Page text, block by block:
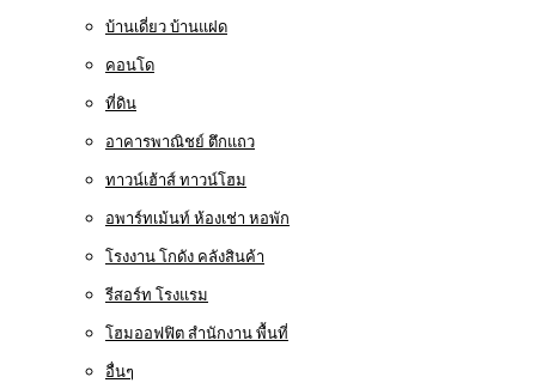
บ้านเดี่ยว บ้านแฝด
คอนโด
ที่ดิน
อาคารพาณิชย์ ตึกแถว
ทาวน์เฮ้าส์ ทาวน์โฮม
อพาร์ทเม้นท์ ห้องเช่า หอพัก
โรงงาน โกดัง คลังสินค้า
รีสอร์ท โรงแรม
โฮมออฟฟิต สำนักงาน พื้นที่
อื่นๆ